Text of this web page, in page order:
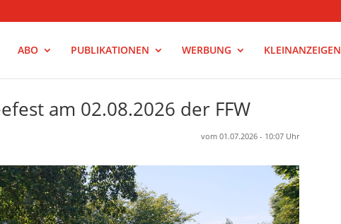
ABO PUBLIKATIONEN WERBUNG KLEINANZEIGEN
am 02.08.2026 der FFW
vom 01.07.2026 - 10:07 Uhr